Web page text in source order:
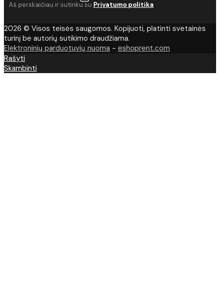
Aš perskaičiau ir sutinku su Privatumo politika
2026 © Visos teisės saugomos. Kopijuoti, platinti svetainės
turinį be autorių sutikimo draudžiama.
Elektroninių parduotuvių nuoma - eshoprent.com
Rašyti
Skambinti